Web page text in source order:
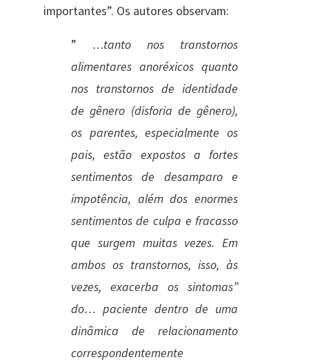
importantes”. Os autores observam:
” …tanto nos transtornos
alimentares anoréxicos quanto
nos transtornos de identidade
de gênero (disforia de gênero),
os parentes, especialmente os
pais, estão expostos a fortes
sentimentos de desamparo e
impotência, além dos enormes
sentimentos de culpa e fracasso
que surgem muitas vezes. Em
ambos os transtornos, isso, às
vezes, exacerba os sintomas”
do… paciente dentro de uma
dinâmica de relacionamento
correspondentemente